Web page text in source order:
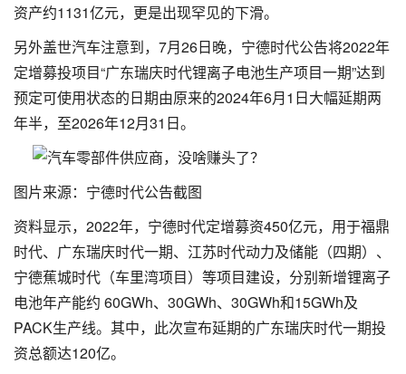
资产约1131亿元，更是出现罕见的下滑。
另外盖世汽车注意到，7月26日晚，宁德时代公告将2022年
定增募投项目“广东瑞庆时代锂离子电池生产项目一期”达到
预定可使用状态的日期由原来的2024年6月1日大幅延期两
年半，至2026年12月31日。
图片来源：宁德时代公告截图
资料显示，2022年，宁德时代定增募资450亿元，用于福鼎
时代、广东瑞庆时代一期、江苏时代动力及储能（四期）、
宁德蕉城时代（车里湾项目）等项目建设，分别新增锂离子
电池年产能约 60GWh、30GWh、30GWh和15GWh及
PACK生产线。其中，此次宣布延期的广东瑞庆时代一期投
资总额达120亿。